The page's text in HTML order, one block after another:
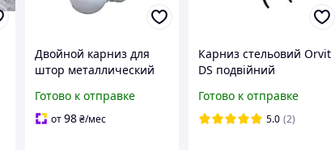
Двойной карниз для
штор металлический
140 см белый с
круглым наконечником
Готово к отправке
от98₴/мес
Карниз стельовий Orvit
DS подвійний
алюмінієвий 300 см
чорний
Готово к отправке
5.0 (2)